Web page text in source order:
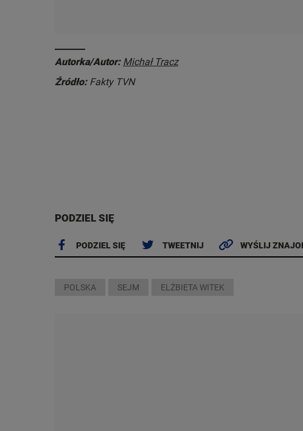
Autorka/Autor: Michał Tracz
Źródło: Fakty TVN
PODZIEL SIĘ
PODZIEL SIĘ TWEETNIJ WYŚLIJ
POLSKA SEJM ELŻBIETA WITEK